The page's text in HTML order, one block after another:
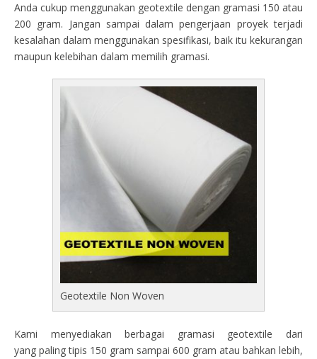
Anda cukup menggunakan geotextile dengan gramasi 150 atau
200 gram. Jangan sampai dalam pengerjaan proyek terjadi
kesalahan dalam menggunakan spesifikasi, baik itu kekurangan
maupun kelebihan dalam memilih gramasi.
Geotextile Non Woven
Kami menyediakan berbagai gramasi geotextile dari
yang paling tipis 150 gram sampai 600 gram atau bahkan lebih,